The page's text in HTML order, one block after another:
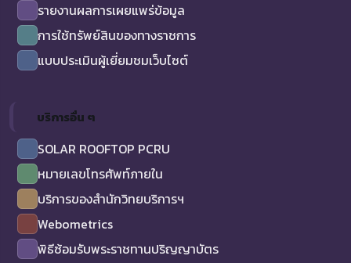
รายงานผลการเผยแพร่ข้อมูล
การใช้ทรัพย์สินของทางราชการ
แบบประเมินผู้เยี่ยมชมเว็บไซต์
บริการอื่น ๆ
SOLAR ROOFTOP PCRU
หมายเลขโทรศัพท์ภายใน
บริการของสำนักวิทยบริการฯ
Webometrics
พิธีซ้อมรับพระราชทานปริญญาบัตร